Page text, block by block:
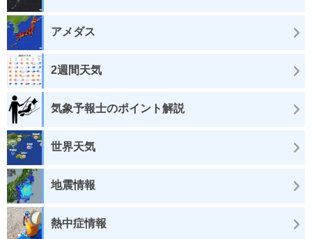
アメダス
2週間天気
気象予報士のポイント解説
世界天気
地震情報
熱中症情報